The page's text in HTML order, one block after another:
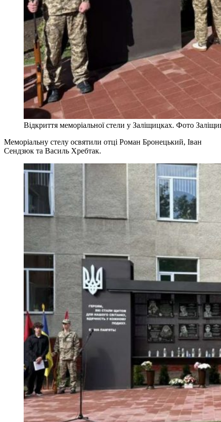
Відкриття меморіальної стели у Заліщицках. Фото
Меморіальну стелу освятили отці Роман Бронецький, Іван
Сендзюк та Василь Хребтак.